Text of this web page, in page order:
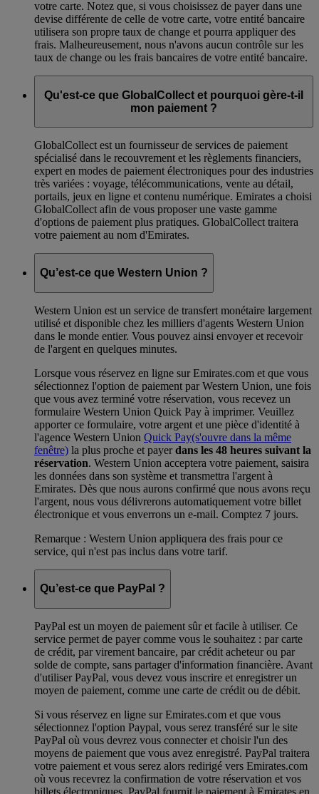
votre carte. Notez que, si vous choisissez de payer dans une
devise différente de celle de votre carte, votre entité bancaire
utilisera son propre taux de change et pourra appliquer des
frais. Malheureusement, nous n'avons aucun contrôle sur les
taux de change ou les frais bancaires de votre entité bancaire.
Qu'est-ce que GlobalCollect et pourquoi gère-t-il
mon paiement ?
GlobalCollect est un fournisseur de services de paiement
spécialisé dans le recouvrement et les règlements financiers,
expert en modes de paiement électroniques pour des industries
très variées : voyage, télécommunications, vente au détail,
portails, jeux en ligne et contenu numérique. Emirates a choisi
GlobalCollect afin de vous proposer une vaste gamme
d'options de paiement plus pratiques. GlobalCollect traitera
votre paiement au nom d'Emirates.
Qu’est-ce que Western Union ?
Western Union est un service de transfert monétaire largement
utilisé et disponible chez les milliers d'agents Western Union
dans le monde entier. Vous pouvez ainsi envoyer et recevoir
de l'argent en quelques minutes.
Lorsque vous réservez en ligne sur Emirates.com et que vous
sélectionnez l'option de paiement par Western Union, une fois
que vous avez terminé votre réservation, vous recevez un
formulaire Western Union Quick Pay à imprimer. Veuillez
apporter ce formulaire, votre argent et une pièce d'identité à
l'agence Western Union Quick Pay(s'ouvre dans la même
fenêtre) la plus proche et payerdans les 48 heures suivant la
réservation. Western Union acceptera votre paiement, saisira
les données dans son système et transmettra l'argent à
Emirates. Dès que nous aurons confirmé que nous avons reçu
l'argent, nous vous délivrerons automatiquement votre billet
électronique et vous enverrons un e-mail. Comptez 7 jours.
Remarque : Western Union appliquera des frais pour ce
service, qui n'est pas inclus dans votre tarif.
Qu’est-ce que PayPal ?
PayPal est un moyen de paiement sûr et facile à utiliser. Ce
service permet de payer comme vous le souhaitez : par carte
de crédit, par virement bancaire, par crédit acheteur ou par
solde de compte, sans partager d'information financière. Avant
d'utiliser PayPal, vous devez vous inscrire et enregistrer un
moyen de paiement, comme une carte de crédit ou de débit.
Si vous réservez en ligne sur Emirates.com et que vous
sélectionnez l'option Paypal, vous serez transféré sur le site
PayPal où vous devrez vous connecter et choisir l'un des
moyens de paiement que vous avez enregistré. PayPal traitera
votre paiement et vous serez alors redirigé vers Emirates.com
où vous recevrez la confirmation de votre réservation et vos
billets électroniques. PayPal fournit le paiement à Emirates en